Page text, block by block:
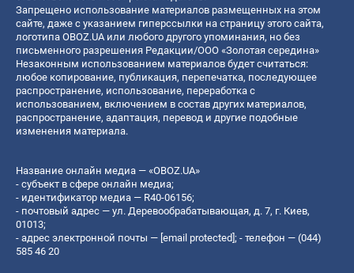
Запрещено использование материалов размещенных на этом
сайте, даже с указанием гиперссылки на страницу этого сайта,
логотипа OBOZ.UA или любого другого упоминания, но без
письменного разрешения Редакции/ООО «Золотая середина»
Незаконным использованием материалов будет считаться:
любое копирование, публикация, перепечатка, последующее
распространение, использование, переработка с
использованием, включением в состав других материалов,
распространение, адаптация, перевод и другие подобные
изменения материала.
Название онлайн медиа — «OBOZ.UA»
- субъект в сфере онлайн медиа;
- идентификатор медиа — R40-06156;
- почтовый адрес — ул. Деревообрабатывающая, д. 7, г. Киев,
01013;
- адрес электронной почты — [email protected]; - телефон — (044)
585 46 20